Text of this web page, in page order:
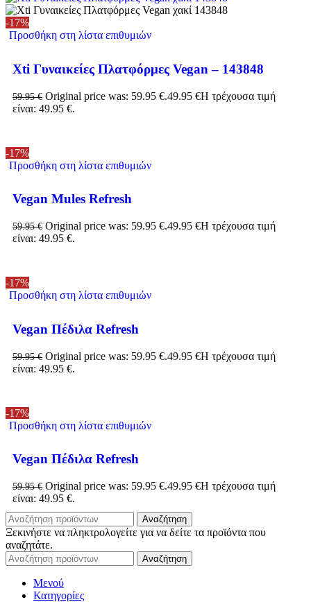
-17%
Προσθήκη στη λίστα επιθυμιών
Xti Γυναικείες Πλατφόρμες Vegan – 143848
59.95€ Original price was: 59.95 €.49.95 €Η τρέχουσα τιμή
είναι: 49.95 €.
-17%
Προσθήκη στη λίστα επιθυμιών
Vegan Mules Refresh
59.95€ Original price was: 59.95 €.49.95 €Η τρέχουσα τιμή
είναι: 49.95 €.
-17%
Προσθήκη στη λίστα επιθυμιών
Vegan Πέδιλα Refresh
59.95€ Original price was: 59.95 €.49.95 €Η τρέχουσα τιμή
είναι: 49.95 €.
-17%
Προσθήκη στη λίστα επιθυμιών
Vegan Πέδιλα Refresh
59.95€ Original price was: 59.95 €.49.95 €Η τρέχουσα τιμή
είναι: 49.95 €.
Αναζήτηση
Ξεκινήστε να πληκτρολογείτε για να δείτε τα προϊόντα που
αναζητάτε.
Αναζήτηση
Μενού
Κατηγορίες